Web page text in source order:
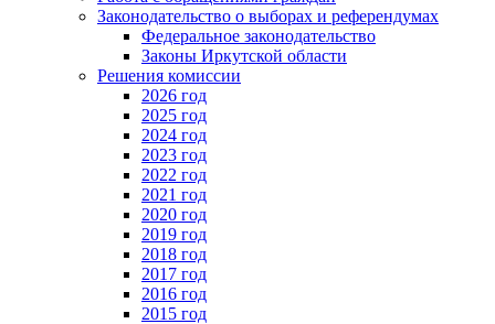
Законодательство о выборах и референдумах
Федеральное законодательство
Законы Иркутской области
Решения комиссии
2026 год
2025 год
2024 год
2023 год
2022 год
2021 год
2020 год
2019 год
2018 год
2017 год
2016 год
2015 год